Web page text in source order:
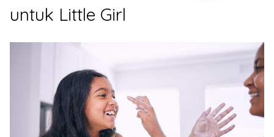
untuk Little Girl